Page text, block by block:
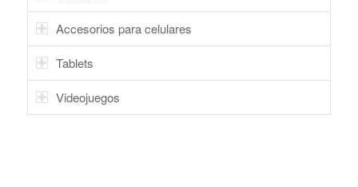
Accesorios para celulares
Tablets
Videojuegos